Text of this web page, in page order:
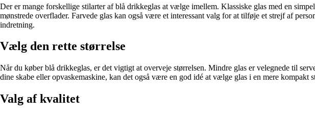
Der er mange forskellige stilarter af blå drikkeglas at vælge imellem. Klassiske glas med en
mønstrede overflader. Farvede glas kan også være et interessant valg for at tilføje et strejf af
indretning.
Vælg den rette størrelse
Når du køber blå drikkeglas, er det vigtigt at overveje størrelsen. Mindre glas er velegnede til
dine skabe eller opvaskemaskine, kan det også være en god idé at vælge glas i en mere
Valg af kvalitet